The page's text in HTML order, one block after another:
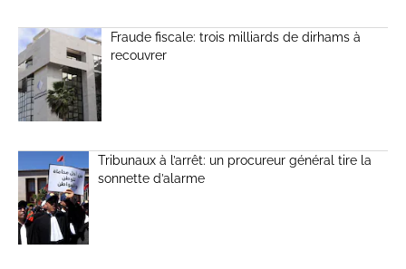
Fraude fiscale: trois milliards de dirhams à
recouvrer
Tribunaux à l’arrêt: un procureur général tire la
sonnette d’alarme